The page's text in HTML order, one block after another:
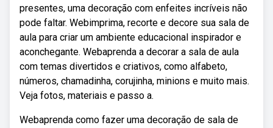
presentes, uma decoração com enfeites incríveis não
pode faltar. Webimprima, recorte e decore sua sala de
aula para criar um ambiente educacional inspirador e
aconchegante. Webaprenda a decorar a sala de aula
com temas divertidos e criativos, como alfabeto,
números, chamadinha, corujinha, minions e muito mais.
Veja fotos, materiais e passo a.
Webaprenda como fazer uma decoração de sala de